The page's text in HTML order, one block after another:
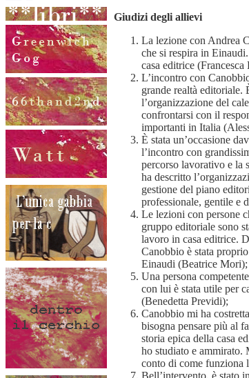
Giudizi degli allievi
La lezione con Andrea
che si respira in
casa editrice (Francesca
L’incontro con
grande realtà editoriale.
l’organizzazione del
confrontarsi con il
importanti in Italia
È stata un’occasione
l’incontro con
percorso lavorativo e la
ha descritto
gestione del piano
professionale, gentile e
Le lezioni con persone
gruppo editoriale sono
lavoro in casa editrice.
Canobbio è stata
Einaudi (Beatrice Mori);
Una persona
con lui è stata utile per
(Benedetta Previdi);
Canobbio mi ha
bisogna pensare più al
storia epica della casa
ho studiato e ammirato.
conto di come funziona
Bell’intervento, è stato